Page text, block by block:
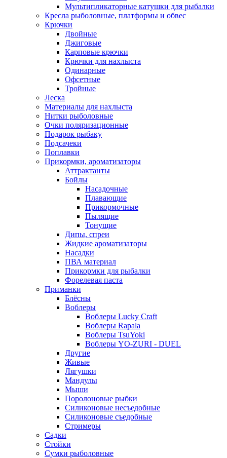
Мультипликаторные катушки для рыбалки
Кресла рыболовные, платформы и обвес
Крючки
Двойные
Джиговые
Карповые крючки
Крючки для нахлыста
Одинарные
Офсетные
Тройные
Леска
Материалы для нахлыста
Нитки рыболовные
Очки поляризационные
Подарок рыбаку
Подсачеки
Поплавки
Прикормки, ароматизаторы
Аттрактанты
Бойлы
Насадочные
Плавающие
Прикормочные
Пылящие
Тонущие
Дипы, спреи
Жидкие ароматизаторы
Насадки
ПВА материал
Прикормки для рыбалки
Форелевая паста
Приманки
Блёсны
Воблеры
Воблеры Lucky Craft
Воблеры Rapala
Воблеры TsuYoki
Воблеры YO-ZURI - DUEL
Другие
Живые
Лягушки
Мандулы
Мыши
Поролоновые рыбки
Силиконовые несъедобные
Силиконовые съедобные
Стримеры
Садки
Стойки
Сумки рыболовные